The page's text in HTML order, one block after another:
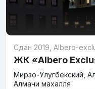
Сдан 2019 Albero-
ЖК «Albero
Мирзо-Улугбекский,
Алмачи махалля